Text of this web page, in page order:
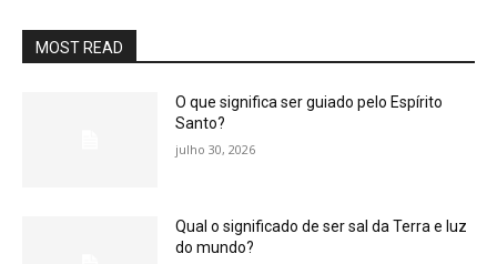
MOST READ
O que significa ser guiado pelo Espírito
Santo?
julho 30, 2026
Qual o significado de ser sal da Terra e luz
do mundo?